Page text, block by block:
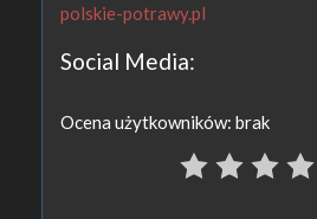
polskie-potrawy.pl
Social Media:
Ocena użytkowników: brak